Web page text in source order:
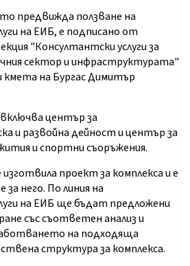
предвижда ползване на
на ЕИБ, е подписано от
"Консултантски услуги за
сектор и инфраструктурата"
на Бургас Димитър
център за
и развойна дейност и център за
и спортни съоръжения.
проект за комплекса и е
за него. По линия на
на ЕИБ ще бъдат предложени
със съответен анализ и
на подходяща
структура за комплекса.